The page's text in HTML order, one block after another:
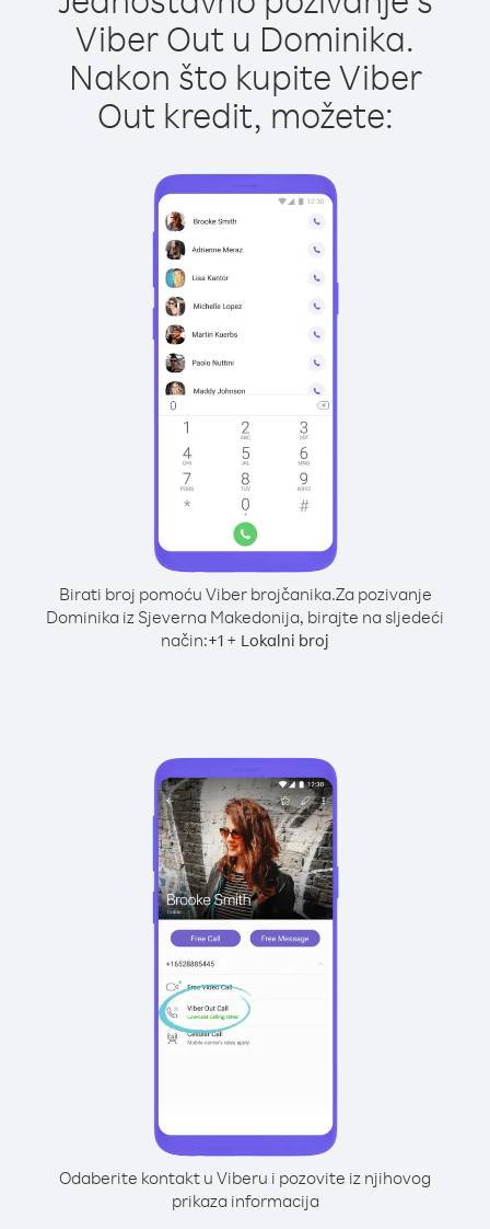
Viber Out u Dominika.
Nakon što kupite Viber
Out kredit, možete:
Birati broj pomoću Viber brojčanika.Za pozivanje
Dominika iz Sjeverna Makedonija, birajte na sljedeći
način:+1 + Lokalni broj
Odaberite kontakt u Viberu i pozovite iz njihovog
prikaza informacija